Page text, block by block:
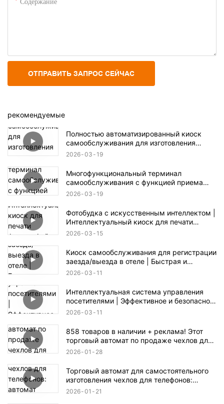
ОТПРАВИТЬ ЗАПРОС СЕЙЧАС
рекомендуемые
Полностью автоматизированный киоск
самообслуживания для изготовления
чехлов для телефонов с индивидуальной
2026 03 19
Многофункциональный терминал
самообслуживания с функцией приема
монет и банкнот.
2026 03 19
Фотобудка с искусственным интеллектом |
Интеллектуальный киоск для печати
фотографий для мероприятий и розничной
2026 03 15
Киоск самообслуживания для регистрации
заезда/выезда в отеле | Быстрая и
бесконтактная регистрация заезда/выезда
2026 03 11
Интеллектуальная система управления
посетителями | Эффективное и безопасное
решение для регистрации
2026 03 11
858 товаров в наличии + реклама! Этот
торговый автомат по продаже чехлов для
телефонов скрывает огромные
2026 01 28
Торговый автомат для самостоятельного
изготовления чехлов для телефонов:
автомат самообслуживания и
2026 01 21